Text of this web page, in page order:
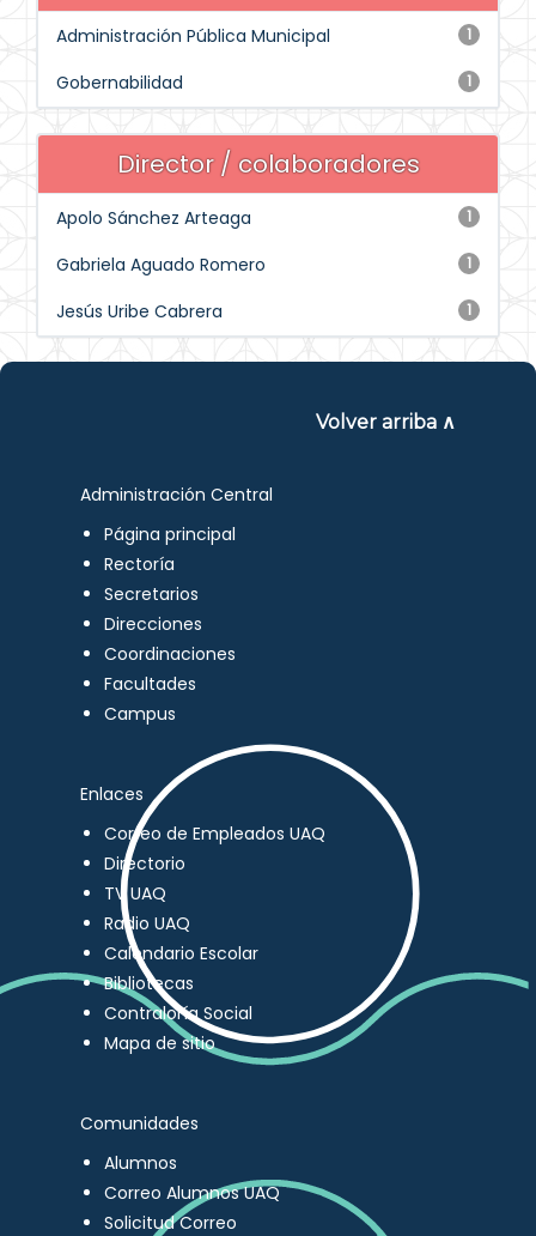
1
Administración Pública Municipal
1
Gobernabilidad
Director / colaboradores
1
Apolo Sánchez Arteaga
1
Gabriela Aguado Romero
1
Jesús Uribe Cabrera
Volver arriba ∧
Administración Central
Página principal
Rectoría
Secretarios
Direcciones
Coordinaciones
Facultades
Campus
Enlaces
Correo de Empleados UAQ
Directorio
TV UAQ
Radio UAQ
Calendario Escolar
Bibliotecas
Contraloría Social
Mapa de sitio
Comunidades
Alumnos
Correo Alumnos UAQ
Solicitud Correo